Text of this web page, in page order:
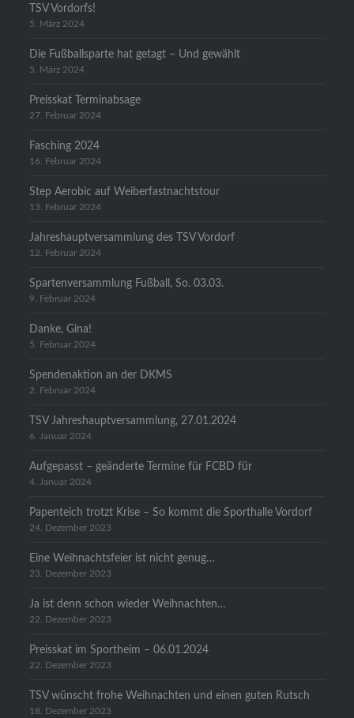
TSV Vordorfs!
5. März 2024
Die Fußballsparte hat getagt – Und gewählt
5. März 2024
Preisskat Terminabsage
27. Februar 2024
Fasching 2024
16. Februar 2024
Step Aerobic auf Weiberfastnachtstour
13. Februar 2024
Jahreshauptversammlung des TSV Vordorf
12. Februar 2024
Spartenversammlung Fußball, So. 03.03.
9. Februar 2024
Danke, Gina!
5. Februar 2024
Spendenaktion an der DKMS
2. Februar 2024
TSV Jahreshauptversammlung, 27.01.2024
6. Januar 2024
Aufgepasst – geänderte Termine für FCBD für
4. Januar 2024
Papenteich trotzt Krise – So kommt die Sporthalle Vordorf
24. Dezember 2023
Eine Weihnachtsfeier ist nicht genug…
23. Dezember 2023
Ja ist denn schon wieder Weihnachten…
22. Dezember 2023
Preisskat im Sportheim – 06.01.2024
22. Dezember 2023
TSV wünscht frohe Weihnachten und einen guten Rutsch
18. Dezember 2023